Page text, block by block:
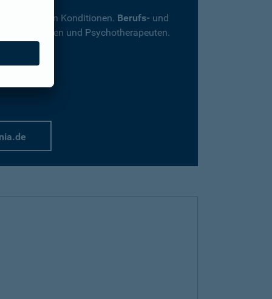
günstigen Konditionen. Berufs- und
Psychologen und Psychotherapeuten.